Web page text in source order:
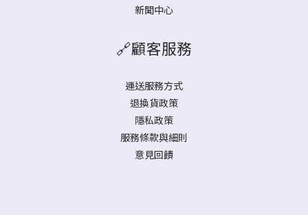
新聞中心
🔗顧客服務
運送服務方式
退換貨政策
隱私政策
服務條款與細則
意見回饋